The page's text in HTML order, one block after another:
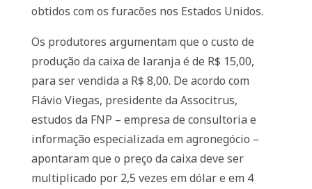
obtidos com os furacões nos Estados Unidos.
Os produtores argumentam que o custo de
produção da caixa de laranja é de R$ 15,00,
para ser vendida a R$ 8,00. De acordo com
Flávio Viegas, presidente da Associtrus,
estudos da FNP – empresa de consultoria e
informação especializada em agronegócio –
apontaram que o preço da caixa deve ser
multiplicado por 2,5 vezes em dólar e em 4